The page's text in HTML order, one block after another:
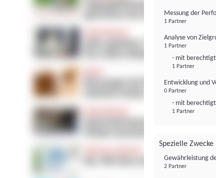
Messung der
1 Partner
Analyse von
1 Partner
- mit
1 Partner
Entwicklung und
0 Partner
- mit
1 Partner
Spezielle Zwecke
Gewährleistung
2 Partner